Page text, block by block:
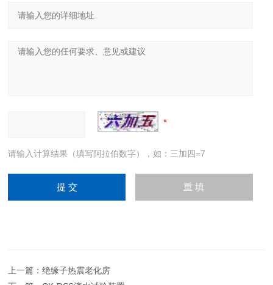
请输入计算结果（填写阿拉伯数字），如：三加四=7
上一篇：绝缘子热震老化房